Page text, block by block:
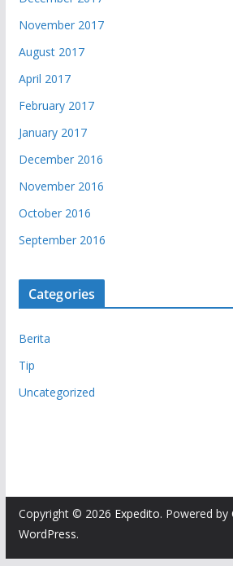
November 2017
August 2017
April 2017
February 2017
January 2017
December 2016
November 2016
October 2016
September 2016
Categories
Berita
Tip
Uncategorized
Copyright © 2026 Expedito. Powered by
WordPress.